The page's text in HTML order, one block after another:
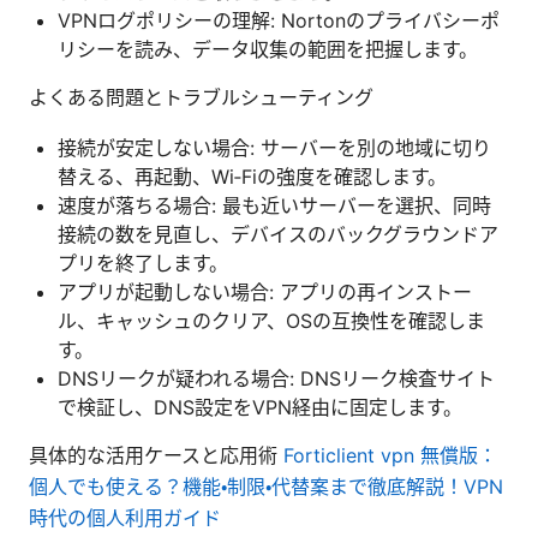
VPNログポリシーの理解: Nortonのプライバシーポ
リシーを読み、データ収集の範囲を把握します。
よくある問題とトラブルシューティング
接続が安定しない場合: サーバーを別の地域に切り
替える、再起動、Wi‑Fiの強度を確認します。
速度が落ちる場合: 最も近いサーバーを選択、同時
接続の数を見直し、デバイスのバックグラウンドア
プリを終了します。
アプリが起動しない場合: アプリの再インストー
ル、キャッシュのクリア、OSの互換性を確認しま
す。
DNSリークが疑われる場合: DNSリーク検査サイト
で検証し、DNS設定をVPN経由に固定します。
具体的な活用ケースと応用術 Forticlient vpn 無償版：
個人でも使える？機能・制限・代替案まで徹底解説！VPN
時代の個人利用ガイド